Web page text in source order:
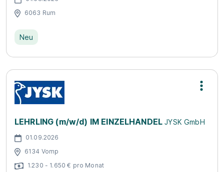
6063 Rum
Neu
LEHRLING (m/w/d) IM EINZELHANDELJYSK GmbH
01.09.2026
6134 Vomp
1.230 - 1.650 € pro Monat